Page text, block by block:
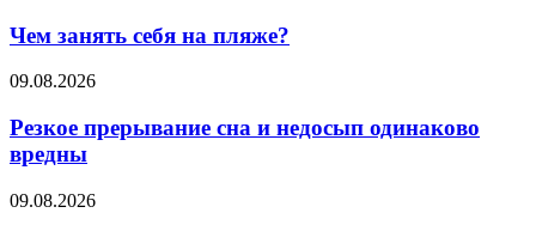
Чем занять себя на пляже?
09.08.2026
Резкое прерывание сна и недосып одинаково
вредны
09.08.2026